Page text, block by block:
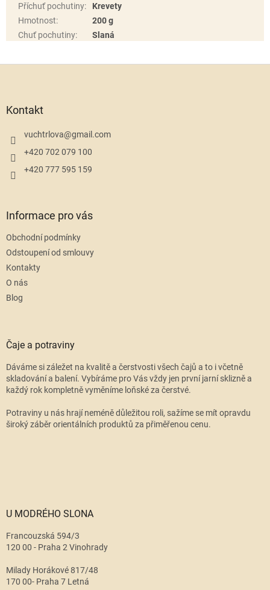
Příchuť pochutiny:
Krevety
Hmotnost:
200 g
Chuť pochutiny: Slaná
Kontakt
vuchtrlova@gmail.com
+420 702 079 100
+420 777 595 159
Informace pro vás
Obchodní podmínky
Odstoupení od smlouvy
Kontakty
O nás
Blog
Čaje a potraviny
Dáváme si záležet na kvalitě a čerstvosti všech čajů a to i včetně
skladování a balení. Vybíráme pro Vás vždy jen první jarní sklizně a
každý rok kompletně vyměníme loňské za čerstvé.
Potraviny u nás hrají neméně důležitou roli, sažíme se mít opravdu
široký záběr orientálních produktů za přiměřenou cenu.
U MODRÉHO SLONA
Francouzská 594/3
120 00 - Praha 2 Vinohrady
Milady Horákové 817/48
170 00- Praha 7 Letná